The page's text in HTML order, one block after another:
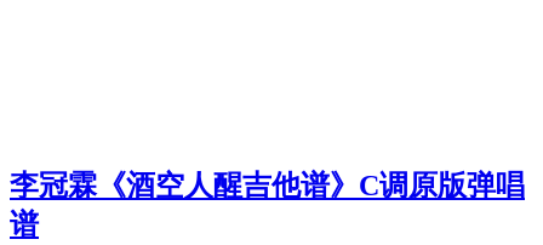
李冠霖《酒空人醒吉他谱》C调原版弹唱
谱